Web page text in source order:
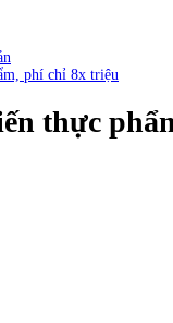
phí chỉ 8x triệu
thực